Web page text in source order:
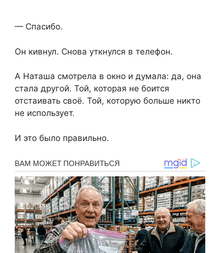
— Спасибо.
Он кивнул. Снова уткнулся в телефон.
А Наташа смотрела в окно и думала: да, она
стала другой. Той, которая не боится
отстаивать своё. Той, которую больше никто
не использует.
И это было правильно.